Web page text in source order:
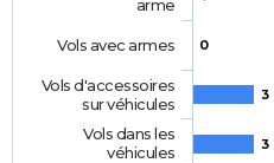
0
3
3
arme
Vols avec armes
Vols d'accessoires
sur véhicules
Vols dans les
véhicules